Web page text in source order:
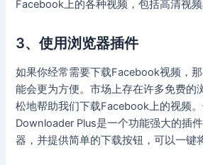
Facebook上的各种视频，包括高清视频
3、使用浏览器插件
如果你经常需要下载Facebook视频，
能会更为方便。市场上存在许多免费的
松地帮助我们下载Facebook上的视频
Downloader Plus是一个功能强大的插
器，并提供简单的下载按钮，可以一键